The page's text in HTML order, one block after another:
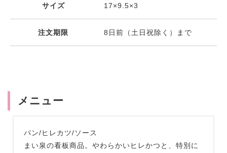
サイズ 17×9.5×3
注文期限 8日前（土日祝除く）まで
メニュー
パン/ヒレカツ/ソース
まい泉の看板商品。やわらかいヒレかつと、特別に